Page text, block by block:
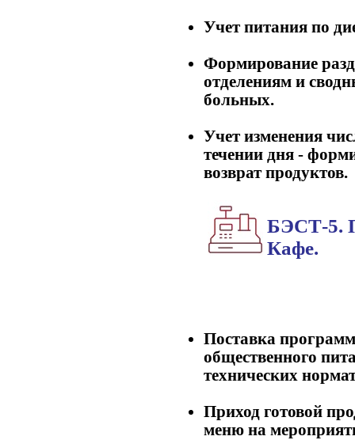
Учет питания по
Формирование
отделениям и
больных.
Учет изменения
течении дня -
возврат продуктов.
БЭСТ-5.
Кафе.
Поставка
общественного
технических
Приход готовой
меню на